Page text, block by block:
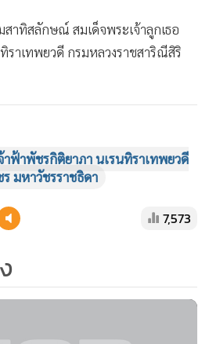
าทิสลักษณ์ สมเด็จพระเจ้าลูกเธอ
ราเทพยวดี กรมหลวงราชสาริณีสิริ
าฟ้าพัชรกิติยาภา นเรนทิราเทพยวดี
มหาวัชรราชธิดา
7,573